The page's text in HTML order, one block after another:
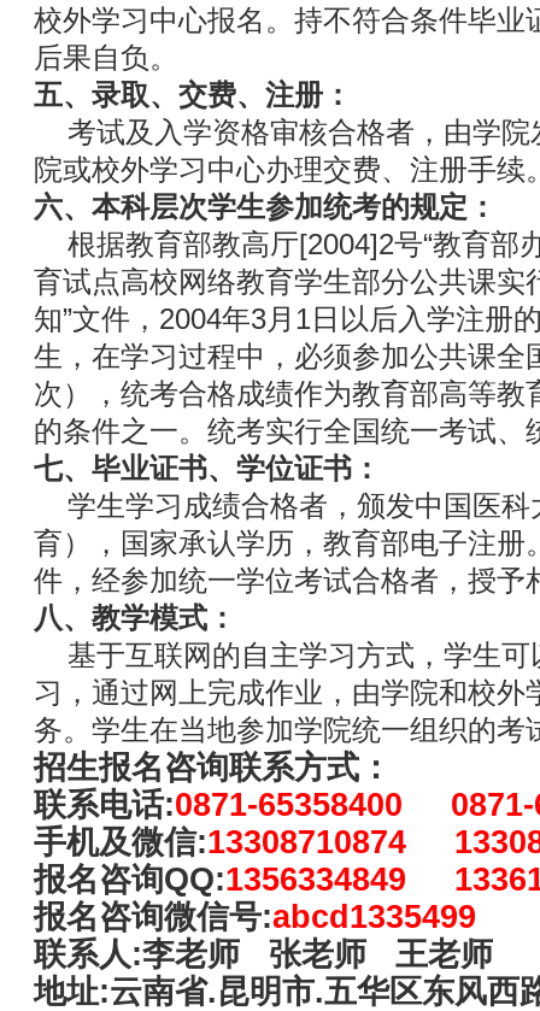
校外学习中心报名。持不符合条件毕业
后果自负。
五、录取、交费、注册：
考试及入学资格审核合格者，由学院
院或校外学习中心办理交费、注册手续
六、本科层次学生参加统考的规定：
根据教育部教高厅[2004]2号“教育部
育试点高校网络教育学生部分公共课实
知”文件，2004年3月1日以后入学注册
生，在学习过程中，必须参加公共课全
次），统考合格成绩作为教育部高等教
的条件之一。统考实行全国统一考试、
七、毕业证书、学位证书：
学生学习成绩合格者，颁发中国医科
育），国家承认学历，教育部电子注册
件，经参加统一学位考试合格者，授予
八、教学模式：
基于互联网的自主学习方式，学生可
习，通过网上完成作业，由学院和校外
务。学生在当地参加学院统一组织的考
招生报名咨询联系方式：
联系电话:0871-65358400 0871-
手机及微信:13308710874
报名咨询QQ:1356334849
报名咨询微信号:abcd1335499
联系人:李老师 张老师 王老师
地址:云南省.昆明市.五华区东风西